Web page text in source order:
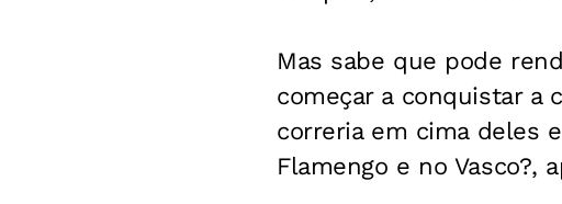
Mas sabe que pode
começar a conquistar a
correria em cima deles
Flamengo e no Vasco?,